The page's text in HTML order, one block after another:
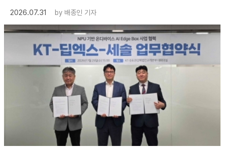
2026.07.31
by 배종인 기자